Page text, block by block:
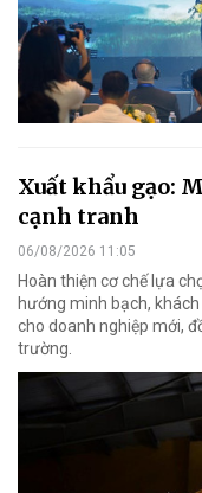
Xuất khẩu gạo:
cạnh tranh
06/08/2026 11:05
Hoàn thiện cơ chế lựa
hướng minh bạch,
cho doanh nghiệp mới,
trường.